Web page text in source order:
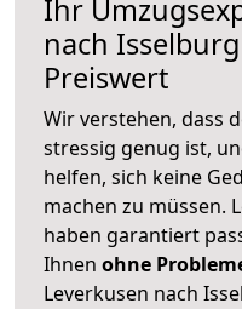
Ihr
nach Isselburg
Preiswert
Wir verstehen, dass
stressig genug ist,
helfen, sich keine
machen zu müssen.
haben garantiert
Ihnen ohne
Leverkusen nach